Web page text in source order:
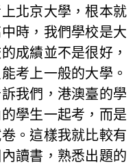
北京大學，根本就
時，我們學校是大
成績並不是很好，
考上一般的大學。
我們，港澳臺的學
學生一起考，而是
。這樣我就比較有
讀書，熟悉出題的